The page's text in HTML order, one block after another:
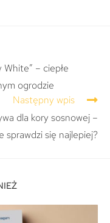
– ciepłe
ogrodzie
Następny wpis
dla kory sosnowej –
sprawdzi się najlepiej?